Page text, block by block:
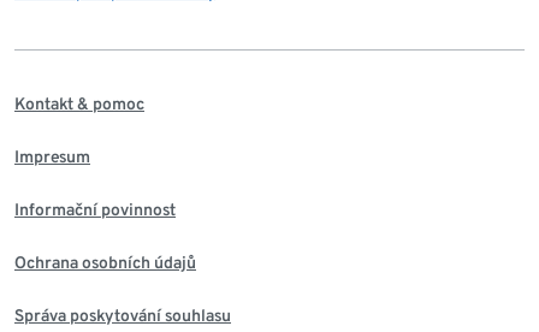
Kontakt & pomoc
Impresum
Informační povinnost
Ochrana osobních údajů
Správa poskytování souhlasu